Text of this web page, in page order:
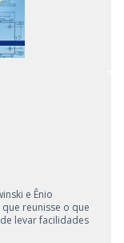
e Ênio
reunisse o que
levar facilidades